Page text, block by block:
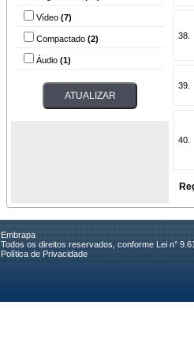
Vídeo (7)
Compactado (2)
Áudio (1)
38.
39.
40.
Embrapa
Todos os direitos reservados, conforme Lei n°
Política de Privacidade